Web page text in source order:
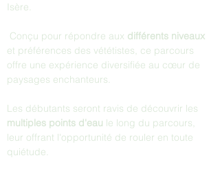
Isère.
Conçu pour répondre aux différents niveaux
et préférences des vététistes, ce parcours
offre une expérience diversifiée au cœur de
paysages enchanteurs.
Les débutants seront ravis de découvrir les
multiples points d'eau le long du parcours,
leur offrant l'opportunité de rouler en toute
quiétude.